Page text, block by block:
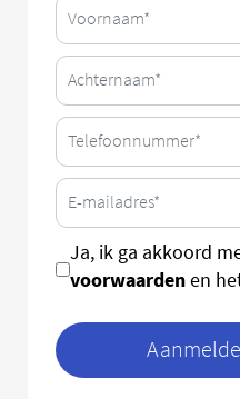
Ja, ik ga akkoord
voorwaardenen